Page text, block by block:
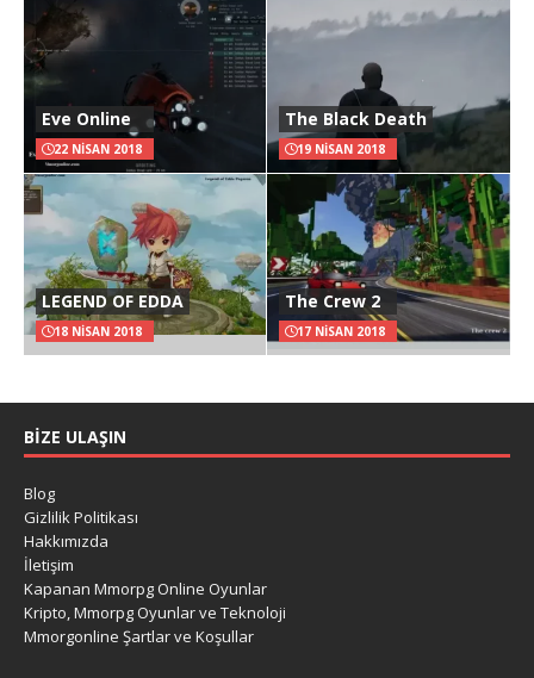
Eve Online
22 NISAN 2018
The Black Death
19 NISAN 2018
LEGEND OF EDDA
18 NISAN 2018
The Crew 2
17 NISAN 2018
BIZE ULAŞIN
Blog
Gizlilik Politikası
Hakkımızda
İletişim
Kapanan Mmorpg Online Oyunlar
Kripto, Mmorpg Oyunlar ve Teknoloji
Mmorgonline Şartlar ve Koşullar